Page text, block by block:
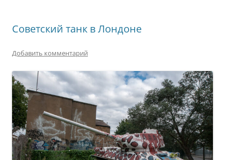
Советский танк в Лондоне
Добавить комментарий